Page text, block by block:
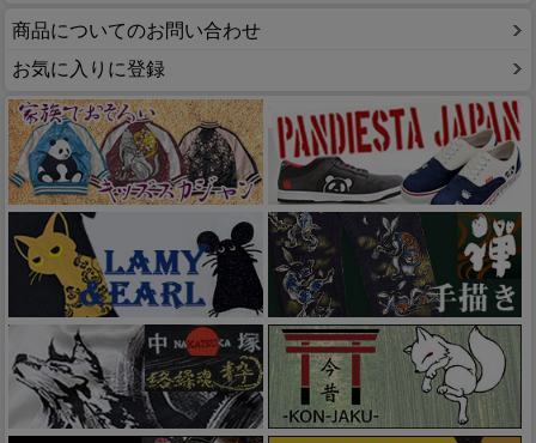
商品についてのお問い合わせ
お気に入りに登録